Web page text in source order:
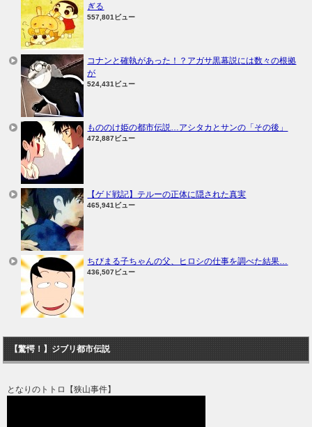
ぎる
557,801ビュー
コナンと確執があった！？アガサ黒幕説には数々の根拠
が
524,431ビュー
もののけ姫の都市伝説…アシタカとサンの「その後」
472,887ビュー
【ゲド戦記】テルーの正体に隠された真実
465,941ビュー
ちびまる子ちゃんの父、ヒロシの仕事を調べた結果…
436,507ビュー
【驚愕！】ジブリ都市伝説
となりのトトロ【狭山事件】